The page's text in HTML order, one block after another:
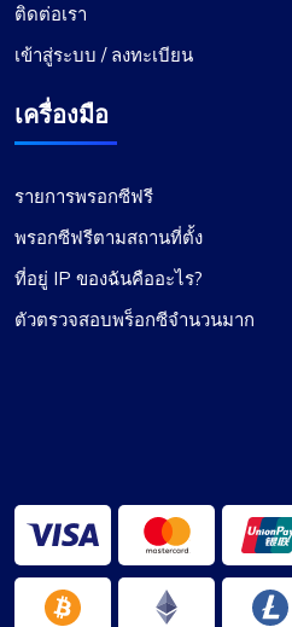
เกรซ แบ็บค็อก
เพิ่งเปลี่ยนมาใช้ Proxy
ฉันรู้สึกประทับใจจริงๆ การเ
อย่างราบรื่น และการบริการ
ติดต่อเรา
เข้าสู่ระบบ / ลงทะเบียน
เครื่องมือ
รายการพรอกซีฟรี
พรอกซีฟรีตามสถานที่ตั้ง
ที่อยู่ IP ของฉันคืออะไร?
ตัวตรวจสอบพร็อกซีจำนวนมาก